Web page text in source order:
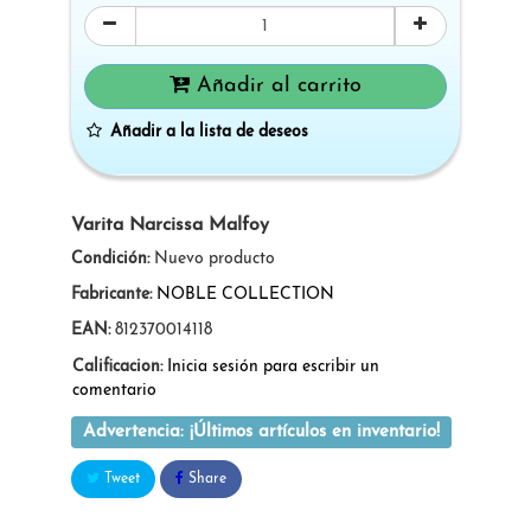
Varita Narcissa Malfoy
Condición: Nuevo producto
Fabricante: NOBLE COLLECTION
EAN: 812370014118
Calificacion: Inicia sesión para escribir un
comentario
Advertencia: ¡Últimos artículos en inventario!
Tweet Share
Añadir al carrito
Añadir a la lista de deseos